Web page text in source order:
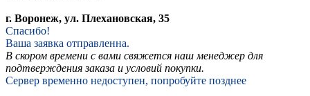
г. Воронеж, ул. Плехановская, 35
Спасибо!
Ваша заявка отправленна.
В скором времени с вами свяжется наш менеджер для
подтверждения заказа и условий покупки.
Сервер временно недоступен, попробуйте позднее